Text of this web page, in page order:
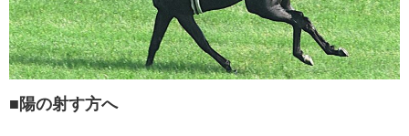
■陽の射す方へ